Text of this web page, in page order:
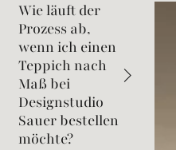
Wie läuft der
Prozess ab,
wenn ich einen
Teppich nach
Maß bei
Designstudio
Sauer bestellen
möchte?